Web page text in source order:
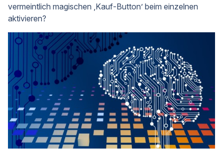
vermeintlich magischen ‚Kauf-Button’ beim einzelnen
aktivieren?